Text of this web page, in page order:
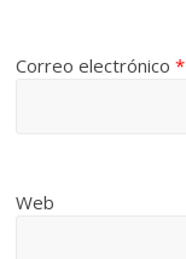
Correo electrónico*
Web